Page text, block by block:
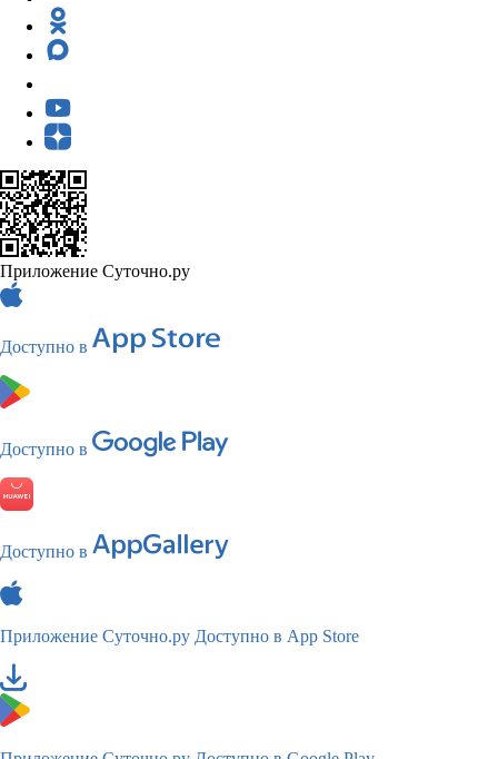
Приложение Суточно.ру
Доступно в
Доступно в
Доступно в
Приложение Суточно.ру Доступно в App Store